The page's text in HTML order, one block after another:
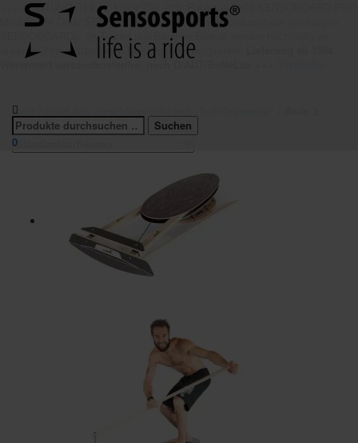
+++ ACHTUNG: Nur für kurze Zeit 10% Rabatt auf alle SENSOBOARD PRO
Modelle mit Code SENSO10 Unsere patentierten und weltweit einmaligen
SENSOBOARDs, dryTrainer und Balance Boards werden nachhaltig an
unserem Firmenstandort in Linsengericht hergestellt!
0
Start